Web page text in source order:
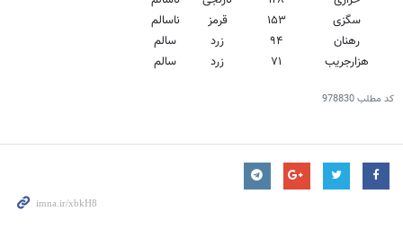
سگزی
۱۵۳ قرمز
ناسالم
رهنان
۹۴ زرد
سالم
هزارجریب
۷۱ زرد سالم
کد مطلب978830